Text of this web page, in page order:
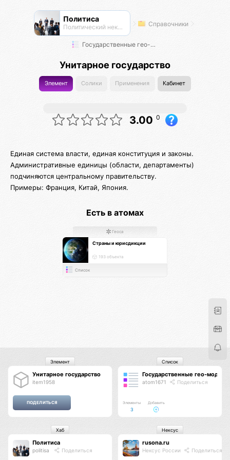
Политиса
Политический нексус Справочники
Государственные гео-модели
Унитарное государство
Элемент Солики Применения Кабинет
3.00 0
Единая система власти, единая конституция и законы.
Административные единицы (области, департаменты)
подчиняются центральному правительству.
Примеры: Франция, Китай, Япония.
Есть в атомах
Геоса
Страны и юрисдикции
193 объекта
Список
Унитарное государство
item1958
Элемент
Государственные гео-модели
atom1671 Поделиться
Элементы
3
Добавить
Список
Политиса
politisa Поделиться
Хаб
rusona.ru
Нексус России Поделиться
Нексус